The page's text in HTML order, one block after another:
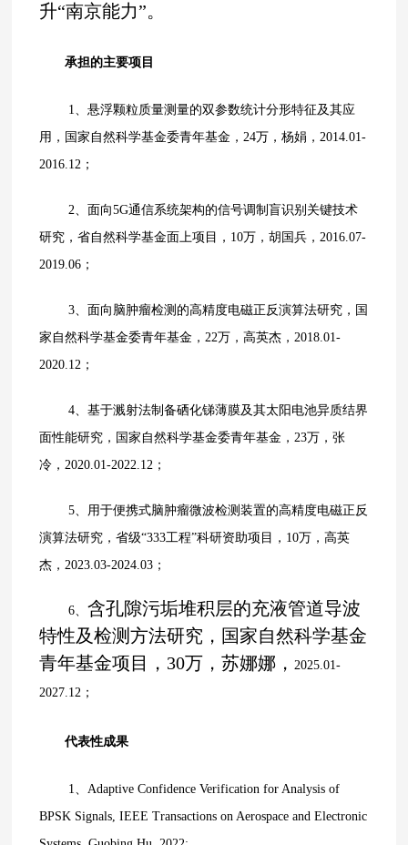
升“南京能力”。
承担的主要项目
1、悬浮颗粒质量测量的双参数统计分形特征及其应
用，国家自然科学基金委青年基金，24万，杨娟，2014.01-
2016.12 ；
2、 面向5G通信系统架构的信号调制盲识别关键技术
研究，省自然科学基金面上项目， 10万，胡国兵，2016.07-
2019.06 ；
3、 面向脑肿瘤检测的高精度电磁正反演算法研究，国
家自然科学基金委青年基金，22万，高英杰，2018.01-
2020.12 ；
4、基于溅射法制备硒化锑薄膜及其太阳电池异质结界
面性能研究，国家自然科学基金委青年基金，23万，张
冷，2020.01-2022.12 ；
5、 用于便携式脑肿瘤微波检测装置的高精度电磁正反
演算法研究，省级“333工程”科研资助项目， 10万，高英
杰，2023.03-2024.03 ；
6、含孔隙污垢堆积层的充液管道导波
特性及检测方法研究，国家自然科学基金
青年基金项目，30万，苏娜娜， 2025.01-
2027.12；
代表性成果
1、Adaptive Confidence Verification for Analysis of
BPSK Signals, IEEE Transactions on Aerospace and Electronic